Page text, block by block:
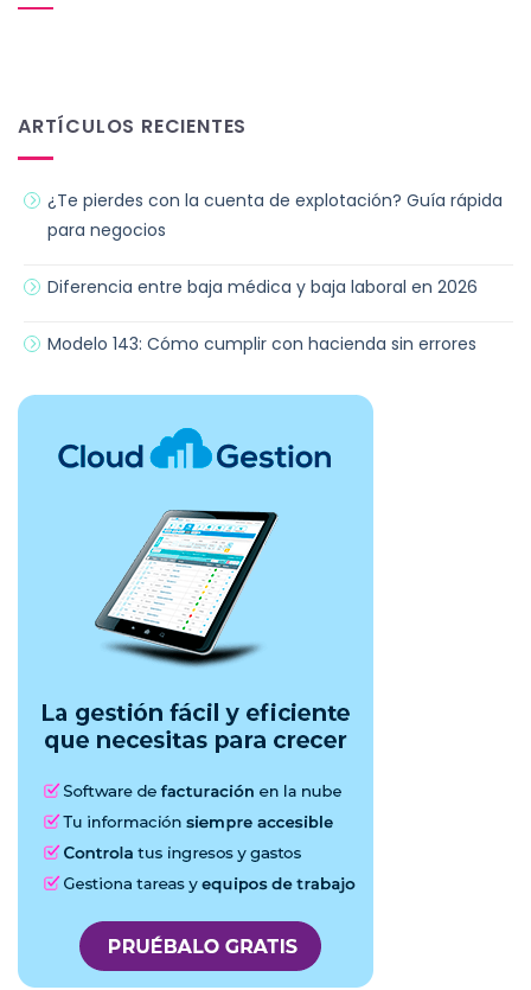
ARTÍCULOS RECIENTES
¿Te pierdes con la cuenta de explotación? Guía rápida
para negocios
Diferencia entre baja médica y baja laboral en 2026
Modelo 143: Cómo cumplir con hacienda sin errores